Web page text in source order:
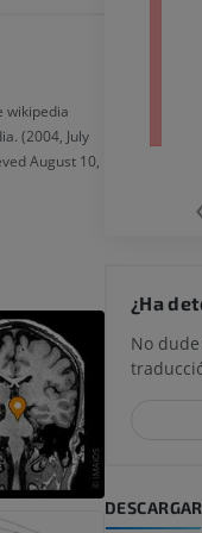
wikipedia
(2004, July
August 10,
retropié
¿Ha
No